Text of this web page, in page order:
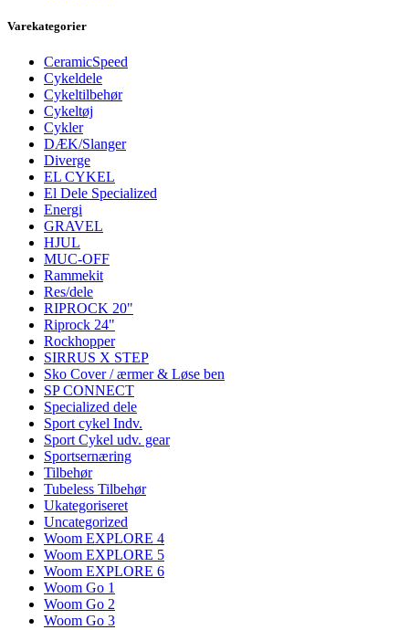
Varekategorier
CeramicSpeed
Cykeldele
Cykeltilbehør
Cykeltøj
Cykler
DÆK/Slanger
Diverge
EL CYKEL
El Dele Specialized
Energi
GRAVEL
HJUL
MUC-OFF
Rammekit
Res/dele
RIPROCK 20"
Riprock 24"
Rockhopper
SIRRUS X STEP
Sko Cover / ærmer & Løse ben
SP CONNECT
Specialized dele
Sport cykel Indv.
Sport Cykel udv. gear
Sportsernæring
Tilbehør
Tubeless Tilbehør
Ukategoriseret
Uncategorized
Woom EXPLORE 4
Woom EXPLORE 5
Woom EXPLORE 6
Woom Go 1
Woom Go 2
Woom Go 3